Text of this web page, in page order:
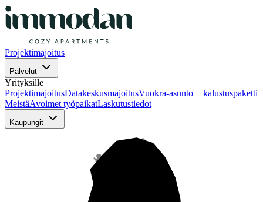
Projektimajoitus
Palvelut
Yrityksille
ProjektimajoitusDatakeskusmajoitusVuokra-asunto + kalustuspaketti
MeistäAvoimet työpaikatLaskutustiedot
Kaupungit